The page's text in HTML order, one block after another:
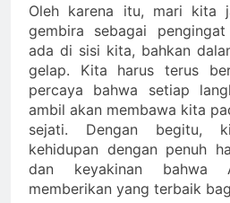
Oleh karena itu, mari kita
gembira sebagai
ada di sisi kita, bahkan
gelap. Kita harus terus
percaya bahwa setiap
ambil akan membawa kita
sejati. Dengan begitu,
kehidupan dengan penuh
dan keyakinan bahwa
memberikan yang terbaik